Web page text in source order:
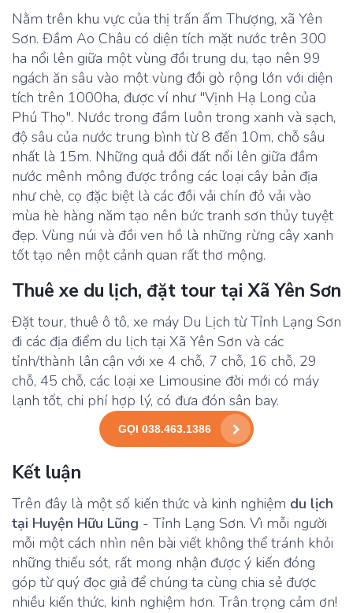
Nằm trên khu vực của thị trấn ấm Thượng, xã Yên
Sơn. Đầm Ao Châu có diện tích mặt nước trên 300
ha nổi lên giữa một vùng đồi trung du, tạo nên 99
ngách ăn sâu vào một vùng đồi gò rộng lớn với diện
tích trên 1000ha, được ví như "Vịnh Hạ Long của
Phú Thọ". Nước trong đầm luôn trong xanh và sạch,
độ sâu của nước trung bình từ 8 đến 10m, chỗ sâu
nhất là 15m. Những quả đồi đất nổi lên giữa đầm
nước mênh mông được trồng các loại cây bản địa
như chè, cọ đặc biệt là các đồi vải chín đỏ vải vào
mùa hè hàng năm tạo nên bức tranh sơn thủy tuyệt
đẹp. Vùng núi và đồi ven hồ là những rừng cây xanh
tốt tạo nên một cảnh quan rất thơ mộng.
Thuê xe du lịch, đặt tour tại Xã Yên Sơn
Đặt tour, thuê ô tô, xe máy Du Lịch từ Tỉnh Lạng Sơn
đi các địa điểm du lịch tại Xã Yên Sơn và các
tỉnh/thành lân cận với xe 4 chỗ, 7 chỗ, 16 chỗ, 29
chỗ, 45 chỗ, các loại xe Limousine đời mới có máy
lạnh tốt, chi phí hợp lý, có đưa đón sân bay.
GỌI 038.463.1386
Kết luận
Trên đây là một số kiến thức và kinh nghiệm du lịch
tại Huyện Hữu Lũng - Tỉnh Lạng Sơn. Vì mỗi người
mỗi một cách nhìn nên bài viết không thể tránh khỏi
những thiếu sót, rất mong nhận được ý kiến đóng
góp từ quý đọc giả để chúng ta cùng chia sẻ được
nhiều kiến thức, kinh nghiệm hơn. Trân trọng cảm ơn!